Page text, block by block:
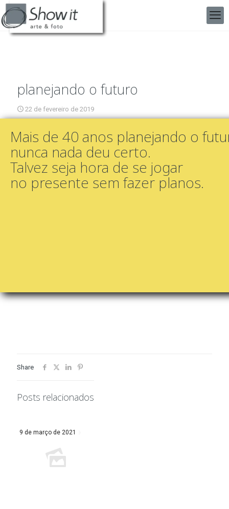
planejando o futuro
22 de fevereiro de 2019
Mais de 40 anos planejando o
nunca nada deu certo.
Talvez seja hora de se jogar
no presente sem fazer planos.
Share
Posts relacionados
9 de março de 2021